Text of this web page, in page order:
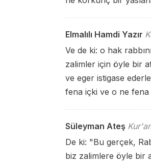
Elmalılı Hamdi Yazır
Ve de ki: o hak
zalimler için öyle bir
ve eger istigase
fena içki ve o ne
Süleyman Ateş
De ki: "Bu gerçek,
biz zalimlere öyle bir